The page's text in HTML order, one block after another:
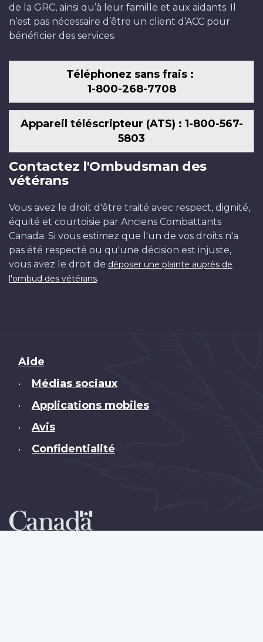
de la GRC, ainsi qu’à leur famille et aux aidants. Il
n’est pas nécessaire d’être un client d’ACC pour
bénéficier des services.
Téléphonez sans frais :
1-800-268-7708
Appareil téléscripteur (ATS) : 1-800-567-
5803
Contactez l'Ombudsman des
vétérans
Vous avez le droit d'être traité avec respect, dignité,
équité et courtoisie par Anciens Combattants
Canada. Si vous estimez que l'un de vos droits n'a
pas été respecté ou qu'une décision est injuste,
vous avez le droit de déposer une plainte auprès de
l'ombud des vétérans.
Brand
Aide
• Médias sociaux
• Applications mobiles
• Avis
• Confidentialité